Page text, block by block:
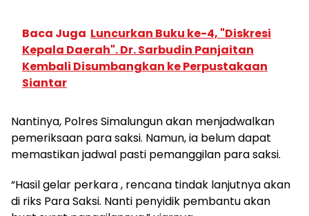
Baca Juga Luncurkan Buku ke-4, "Diskresi
Kepala Daerah". Dr. Sarbudin Panjaitan
Kembali Disumbangkan ke Perpustakaan
Siantar
Nantinya, Polres Simalungun akan menjadwalkan
pemeriksaan para saksi. Namun, ia belum dapat
memastikan jadwal pasti pemanggilan para saksi.
“Hasil gelar perkara , rencana tindak lanjutnya akan
di riks Para Saksi. Nanti penyidik pembantu akan